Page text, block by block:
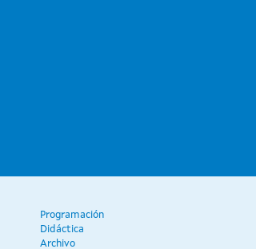
Programación
Didáctica
Archivo